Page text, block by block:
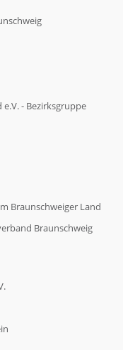
- Bezirksgruppe
Braunschweiger Land
Braunschweig